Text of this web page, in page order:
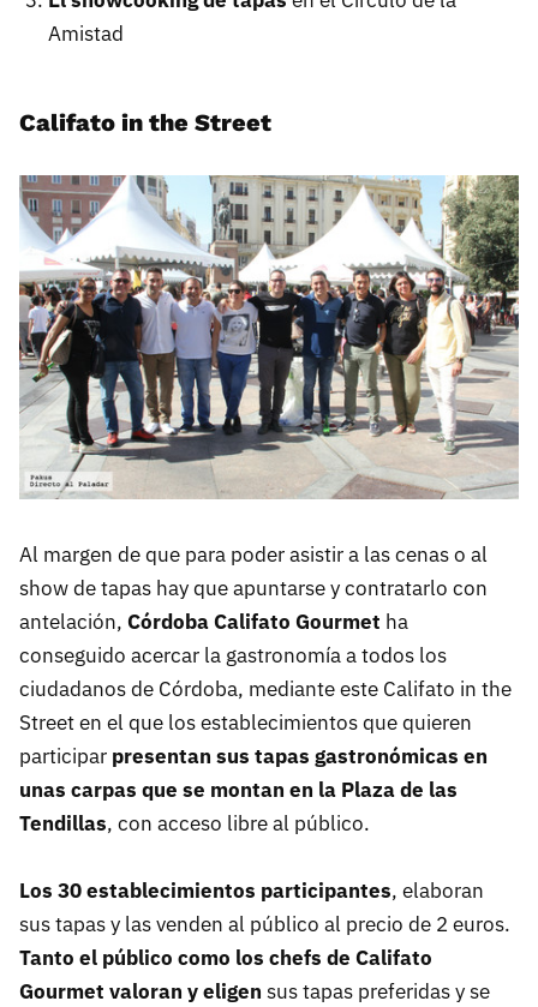
Amistad
Califato in the Street
Al margen de que para poder asistir a las cenas o al
show de tapas hay que apuntarse y contratarlo con
antelación, Córdoba Califato Gourmet ha
conseguido acercar la gastronomía a todos los
ciudadanos de Córdoba, mediante este Califato in the
Street en el que los establecimientos que quieren
participar presentan sus tapas gastronómicas en
unas carpas que se montan en la Plaza de las
Tendillas, con acceso libre al público.
Los 30 establecimientos participantes, elaboran
sus tapas y las venden al público al precio de 2 euros.
Tanto el público como los chefs de Califato
Gourmet valoran y eligen sus tapas preferidas y se